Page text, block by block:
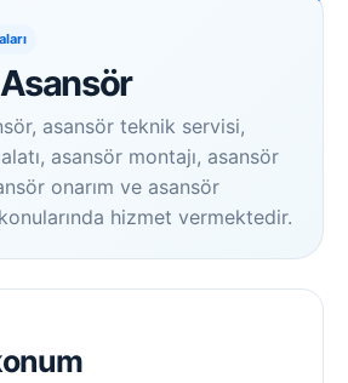
asansör teknik servisi,
asansör montajı, asansör
onarım ve asansör
hizmet vermektedir.